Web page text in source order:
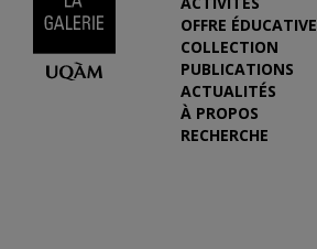
OFFRE ÉDUCATIVE
COLLECTION
PUBLICATIONS
ACTUALITÉS
À PROPOS
RECHERCHE